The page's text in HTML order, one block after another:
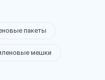
пакеты
мешки